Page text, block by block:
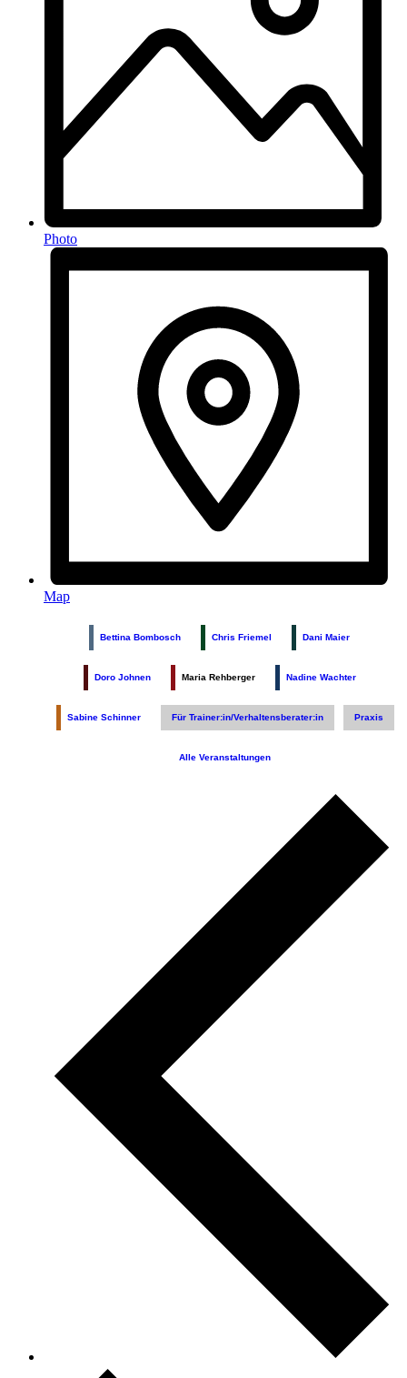
Photo
Map
Bettina Bombosch Chris Friemel Dani Maier
Doro Johnen Maria Rehberger Nadine Wachter
Sabine Schinner Für Trainer:in/Verhaltensberater:in Praxis
Alle Veranstaltungen